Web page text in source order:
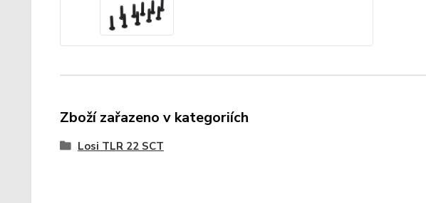
Zboží zařazeno v kategoriích
Losi TLR 22 SCT